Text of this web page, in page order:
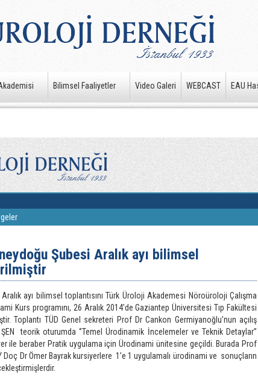
Bilimsel Faaliyetler Video Galeri WEBCAST EAU
Şubesi Aralık ayı bilimsel
ayı bilimsel toplantısını Türk Üroloji Akademesi Nöroüroloji Çalışma
Kurs programını, 26 Aralık 2014’de Gaziantep Üniversitesi Tıp Fakültesi
Toplantı TÜD Genel sekreteri Prof Dr Cankon Germiyanoğlu’nun açılış
teorik oturumda ‘’Temel Ürodinamik İncelemeler ve Teknik Detaylar’’
ile beraber Pratik uygulama için Ürodinami ünitesine geçildi. Burada Prof
Doç Dr Ömer Bayrak kursiyerlere 1’e 1 uygulamalı ürodinami ve sonuçların